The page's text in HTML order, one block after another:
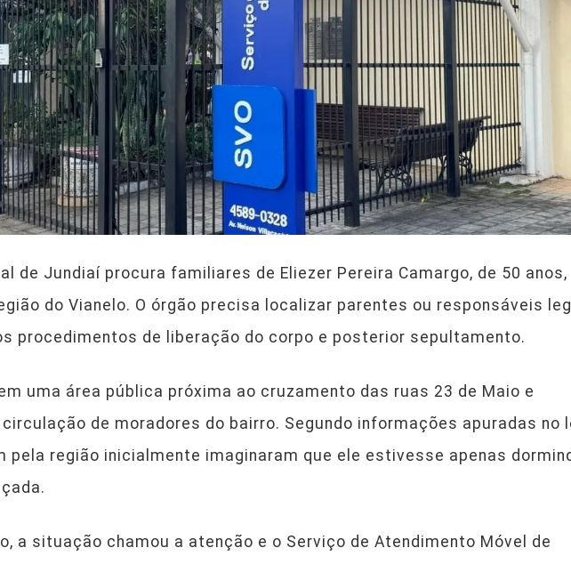
de Jundiaí procura familiares de Eliezer Pereira Camargo, de 50 anos,
do Vianelo. O órgão precisa localizar parentes ou responsáveis
procedimentos de liberação do corpo e posterior sepultamento.
uma área pública próxima ao cruzamento das ruas 23 de Maio e
de moradores do bairro. Segundo informações apuradas no
pela região inicialmente imaginaram que ele estivesse apenas
a situação chamou a atenção e o Serviço de Atendimento Móvel de